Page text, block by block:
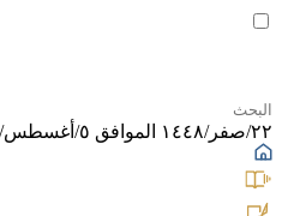
٢٢/صفر/١٤٤٨ الموافق ٥/أغسطس/٢٠٢٦